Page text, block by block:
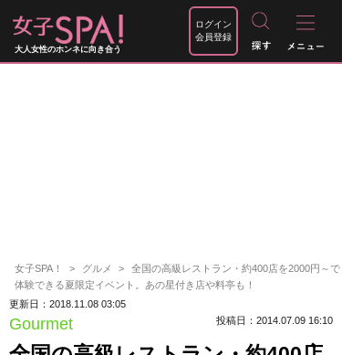
大人女性のホンネに向き合う
ログイン
会員登録
女子SPA！ グルメ
全国の高級レストラン・約400店を2000円～で
体験できる夏限定イベント。あの星付き店や料亭も！
更新日：2018.11.08 03:05
Gourmet 投稿日：2014.07.09 16:10